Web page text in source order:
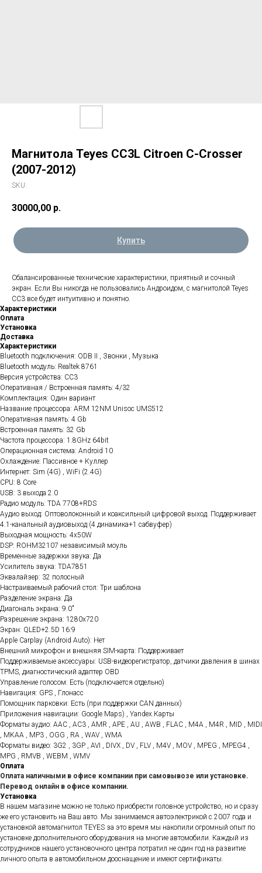
Магнитола Teyes CC3L Citroen C-Crosser
(2007-2012)
SKU:
30000,00 р.
Купить
Сбалансированные технические характеристики, приятный и сочный
экран. Если Вы никогда не пользовались Андроидом, с магнитолой Teyes
CC3 все будет интуитивно и понятно.
Характеристики
Оплата
Установка
Доставка
Характеристики
Bluetooth подключения: ODB II , Звонки , Музыка
Bluetooth модуль: Realtek 8761
Версия устройства: CC3
Оперативная / Встроенная память: 4/32
Комплектация: Один вариант
Название процессора: ARM 12NM Unisoc UMS512
Оперативная память: 4 Gb
Встроенная память: 32 Gb
Частота процессора: 1.8GHz 64bit
Операционная система: Android 10
Охлаждение: Пассивное + Куллер
Интернет: Sim (4G) , WiFi (2.4G)
CPU: 8 Core
USB: 3 выхода 2.0
Радио модуль: TDA 7708+RDS
Аудио выход: Оптоволоконный и коаксильный цифровой выход. Поддерживает
4.1-канальный аудиовыход (4 динамика+1 сабвуфер)
Выходная мощность: 4x50W
DSP: ROHM32107 независимый моуль
Временные задержки звука: Да
Усилитель звука: TDA7851
Эквалайзер: 32 полосный
Настраиваемый рабочий стол: Три шаблона
Разделение экрана: Да
Диагональ экрана: 9.0"
Разрешение экрана: 1280x720
Экран: QLED+2.5D 16:9
Apple Carplay (Android Auto): Нет
Внешний микрофон и внешняя SIM-карта: Поддерживает
Поддерживаемые аксессуары: USB-видеорегистратор, датчики давления в шинах
TPMS, диагностический адаптер OBD
Управление голосом: Есть (подключается отдельно)
Навигация: GPS , Глонасс
Помощник парковки: Есть (при поддержки CAN данных)
Приложения навигации: Google Maps) , Yandex.Карты
Форматы аудио: AAC , AC3 , AMR , APE , AU , AWB , FLAC , M4A , M4R , MID , MIDI
, MKAA , MP3 , OGG , RA , WAV , WMA
Форматы видео: 3G2 , 3GP , AVI , DIVX , DV , FLV , M4V , MOV , MPEG , MPEG4 ,
MPG , RMVB , WEBM , WMV
Оплата
Оплата наличными в офисе компании при самовывозе или установке.
Перевод онлайн в офисе компании.
Установка
В нашем магазине можно не только приобрести головное устройство, но и сразу
же его установить на Ваш авто. Мы занимаемся автоэлектрикой с 2007 года и
установкой автомагнитол TEYES за это время мы накопили огромный опыт по
установке дополнительного оборудования на многие автомобили. Каждый из
сотрудников нашего установочного центра потратил не один год на развитие
личного опыта в автомобильном дооснащение и имеют сертификаты.